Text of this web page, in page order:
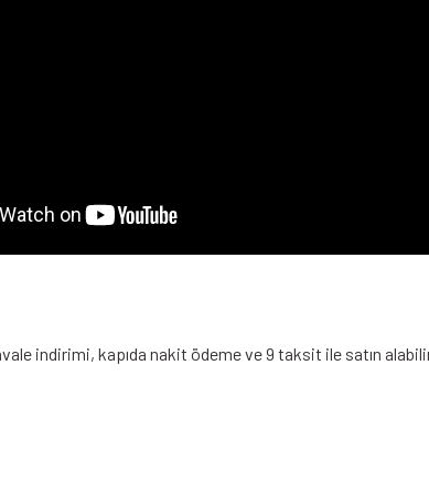
indirimi, kapıda nakit ödeme ve 9 taksit ile satın